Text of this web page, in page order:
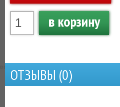
в корзину
ОТЗЫВЫ (0)